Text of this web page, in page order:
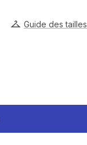
Guide des tailles